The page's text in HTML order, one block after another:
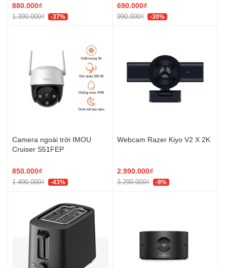
880.000₫
1.390.000₫ -37%
690.000₫
990.000₫ -30%
Camera ngoài trời IMOU
Cruiser S51FEP
850.000₫
1.490.000₫ -43%
Webcam Razer Kiyo V2 X 2K
2.990.000₫
3.290.000₫ -9%